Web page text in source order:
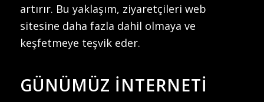
artırır. Bu yaklaşım, ziyaretçileri web
sitesine daha fazla dahil olmaya ve
keşfetmeye teşvik eder.
GÜNÜMÜZ İNTERNETI